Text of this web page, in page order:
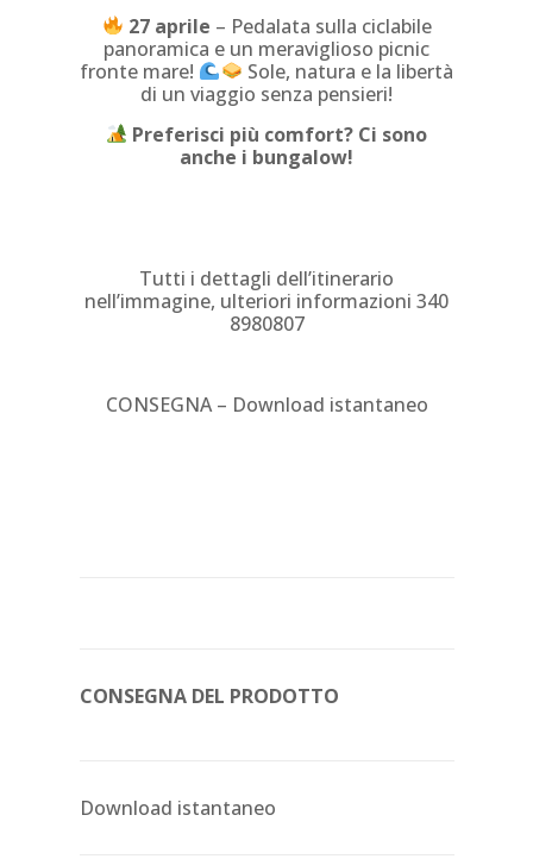
27 aprile – Pedalata sulla ciclabile
panoramica e un meraviglioso picnic
fronte mare!
Sole, natura e la libertà
di un viaggio senza pensieri!
Preferisci più comfort? Ci sono
anche i bungalow!
Tutti i dettagli dell’itinerario
nell’immagine, ulteriori informazioni 340
8980807
CONSEGNA – Download istantaneo
CONSEGNA DEL PRODOTTO
Download istantaneo